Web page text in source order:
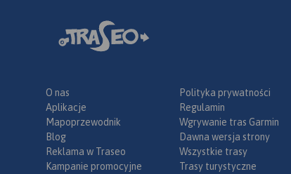
O nas
Aplikacje
Mapoprzewodnik
Blog
Reklama w Traseo
Kampanie promocyjne
Polityka prywatności
Regulamin
Wgrywanie tras Garmin
Dawna wersja strony
Wszystkie trasy
Trasy turystyczne